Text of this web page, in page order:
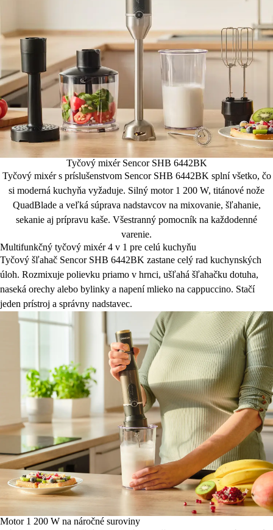
Tyčový mixér Sencor SHB 6442BK
Tyčový mixér s príslušenstvom Sencor SHB 6442BK splní všetko, čo
si moderná kuchyňa vyžaduje. Silný motor 1 200 W, titánové nože
QuadBlade a veľká súprava nadstavcov na mixovanie, šľahanie,
sekanie aj prípravu kaše. Všestranný pomocník na každodenné
varenie.
Multifunkčný tyčový mixér 4 v 1 pre celú kuchyňu
Tyčový šľahač Sencor SHB 6442BK zastane celý rad kuchynských
úloh. Rozmixuje polievku priamo v hrnci, ušľahá šľahačku dotuha,
naseká orechy alebo bylinky a napení mlieko na cappuccino. Stačí
jeden prístroj a správny nadstavec.
Motor 1 200 W na náročné suroviny